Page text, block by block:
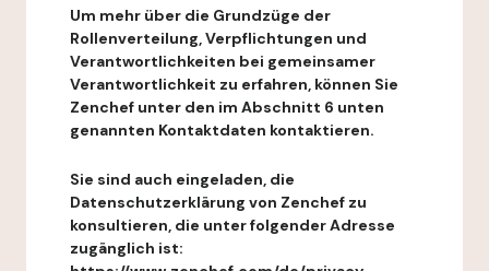
Um mehr über die Grundzüge der
Rollenverteilung, Verpflichtungen und
Verantwortlichkeiten bei gemeinsamer
Verantwortlichkeit zu erfahren, können Sie
Zenchef unter den im Abschnitt 6 unten
genannten Kontaktdaten kontaktieren.
Sie sind auch eingeladen, die
Datenschutzerklärung von Zenchef zu
konsultieren, die unter folgender Adresse
zugänglich ist: